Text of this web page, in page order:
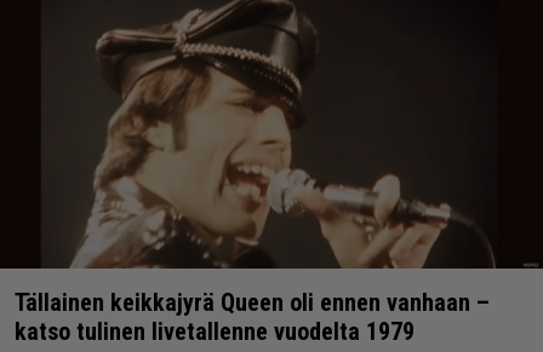
Tällainen keikkajyrä Queen oli ennen vanhaan –
katso tulinen livetallenne vuodelta 1979